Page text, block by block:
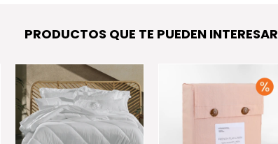
PRODUCTOS QUE TE PUEDEN INTERESAR